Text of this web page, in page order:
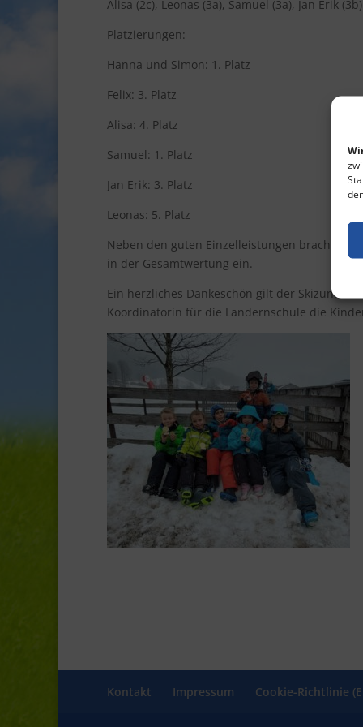
Alisa (2c), Leonas (3a), Samuel (3a), Jan Erik (3b).
Platzierungen:
Hanna und Simon: 1. Platz
Felix: 3. Platz
Alisa: 4. Platz
Samuel: 1. Platz
Jan Erik: 3. Platz
Leonas: 5. Platz
Neben den guten Einzelleistungen brachten
in der Gesamtwertung ein.
Ein herzliches Dankeschön gilt der Skizunft
Koordinatorin für die Landernschule die
Kontakt Impressum Cookie-Richtlinie